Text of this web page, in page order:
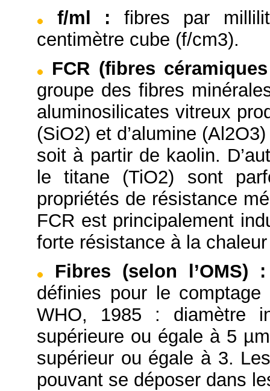
f/ml :
fibres par
centimètre cube (f/cm3).
FCR (fibres
groupe des fibres
aluminosilicates vitreux
(SiO2) et d’alumine
soit à partir de kaolin.
le titane (TiO2) sont
propriétés de résistance
FCR est principalement
forte résistance à la
Fibres (selon l’OMS) :
définies pour le
WHO, 1985 : diamètre
supérieure ou égale à 5
supérieur ou égale à 3.
pouvant se déposer dans